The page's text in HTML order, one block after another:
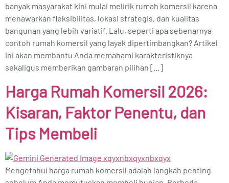
banyak masyarakat kini mulai melirik rumah komersil karena
menawarkan fleksibilitas, lokasi strategis, dan kualitas
bangunan yang lebih variatif. Lalu, seperti apa sebenarnya
contoh rumah komersil yang layak dipertimbangkan? Artikel
ini akan membantu Anda memahami karakteristiknya
sekaligus memberikan gambaran pilihan […]
Harga Rumah Komersil 2026:
Kisaran, Faktor Penentu, dan
Tips Membeli
Mengetahui harga rumah komersil adalah langkah penting